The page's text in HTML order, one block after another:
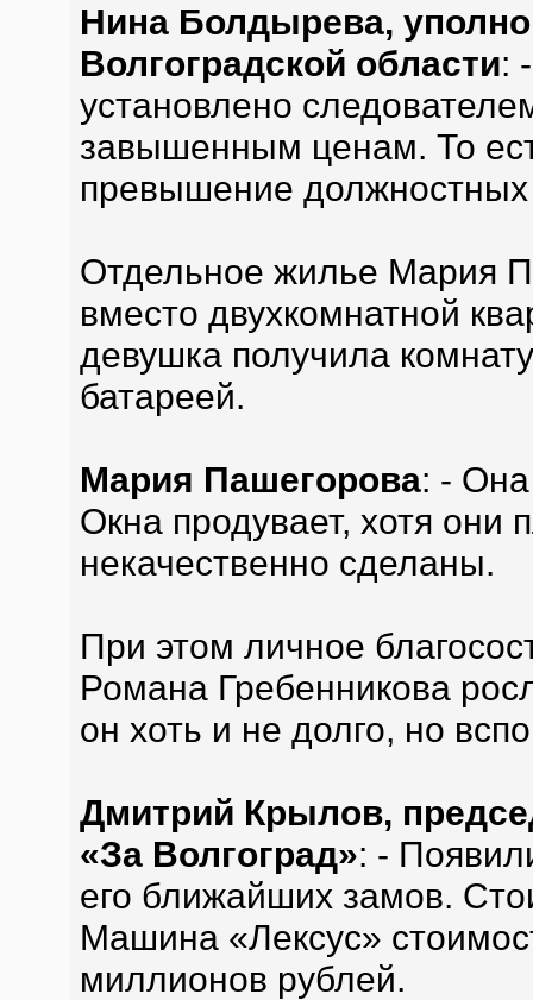
Нина Болдырева,
Волгоградской области:
установлено
завышенным ценам. То
превышение
Отдельное жилье Мария
вместо двухкомнатной
девушка получила
батареей.
Мария Пашегорова: - Она
Окна продувает, хотя они
некачественно сделаны.
При этом личное
Романа Гребенникова
он хоть и не долго, но
Дмитрий Крылов,
«За Волгоград»: -
его ближайших замов.
Машина «Лексус»
миллионов рублей.